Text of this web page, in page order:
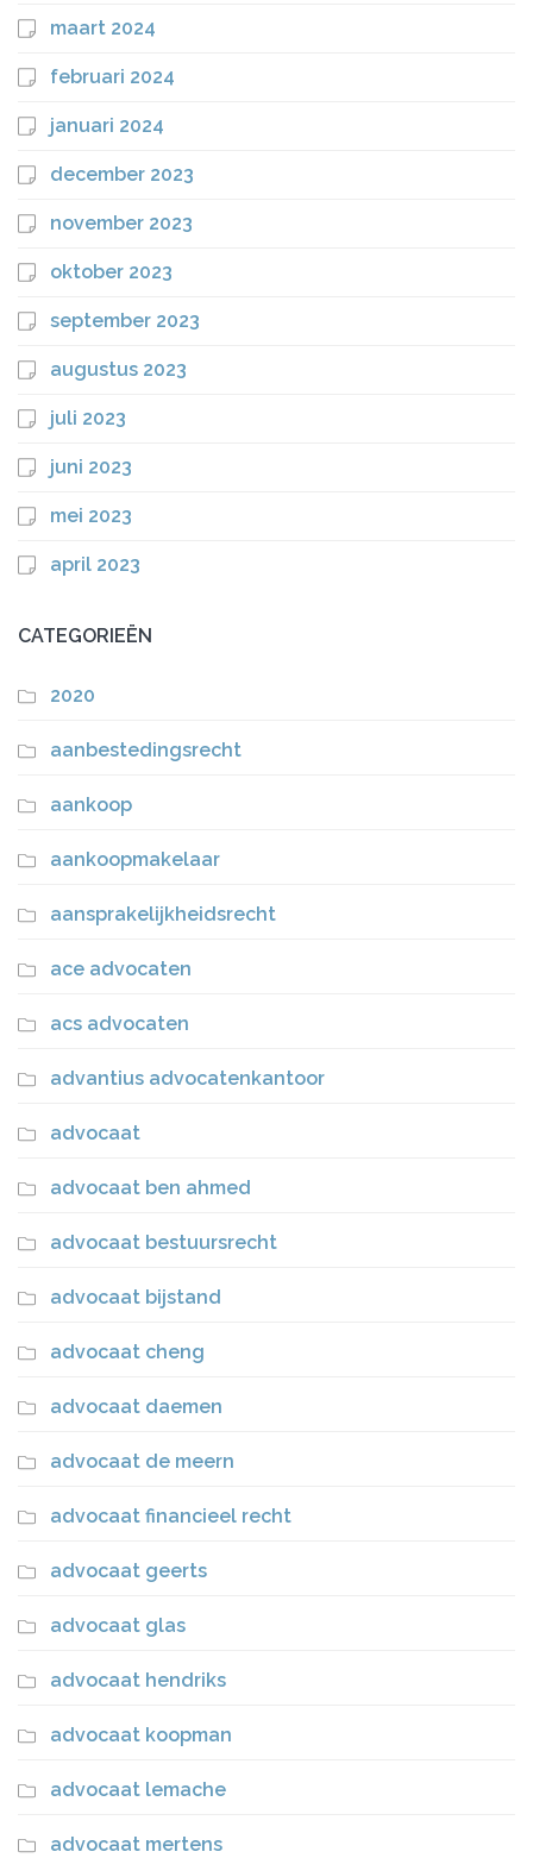
maart 2024
februari 2024
januari 2024
december 2023
november 2023
oktober 2023
september 2023
augustus 2023
juli 2023
juni 2023
mei 2023
april 2023
CATEGORIEËN
2020
aanbestedingsrecht
aankoop
aankoopmakelaar
aansprakelijkheidsrecht
ace advocaten
acs advocaten
advantius advocatenkantoor
advocaat
advocaat ben ahmed
advocaat bestuursrecht
advocaat bijstand
advocaat cheng
advocaat daemen
advocaat de meern
advocaat financieel recht
advocaat geerts
advocaat glas
advocaat hendriks
advocaat koopman
advocaat lemache
advocaat mertens